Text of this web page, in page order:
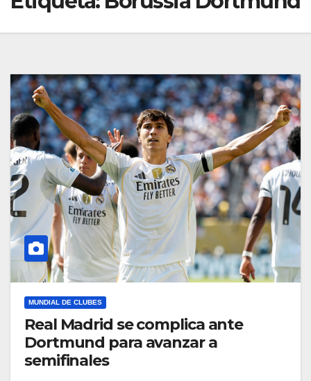
MUNDIAL DE CLUBES
Real Madrid se complica ante
Dortmund para avanzar a
semifinales